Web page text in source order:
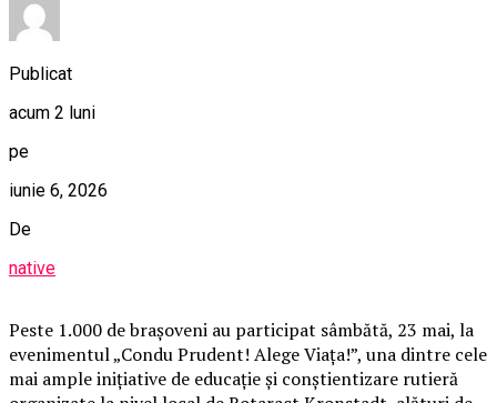
Publicat
acum 2 luni
pe
iunie 6, 2026
De
native
Peste 1.000 de brașoveni au participat sâmbătă, 23 mai, la
evenimentul „Condu Prudent! Alege Viața!”, una dintre cele
mai ample inițiative de educație și conștientizare rutieră